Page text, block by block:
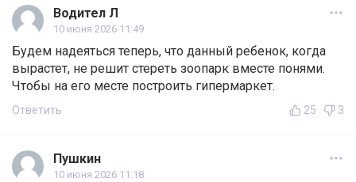
Водител Л
10 июня 2026 11:49
Будем надеяться теперь, что данный ребенок, когда
вырастет, не решит стереть зоопарк вместе понями.
Чтобы на его месте построить гипермаркет.
Ответить 25 3
Пушкин
10 июня 2026 11:18